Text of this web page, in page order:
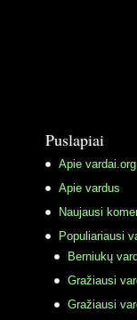
Puslapiai
Apie vardai.org
Apie vardus
Naujausi
Populiariausi
Berniukų
Gražiausi
Gražiausi